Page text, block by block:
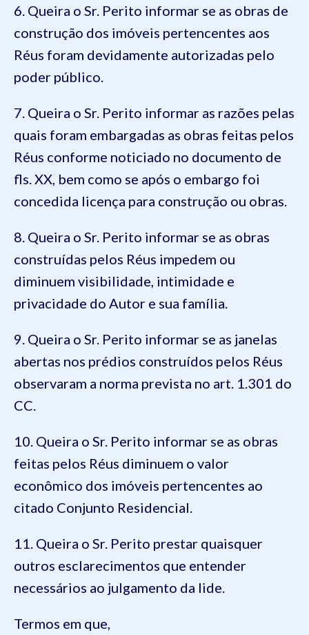
6. Queira o Sr. Perito informar se as obras de
construção dos imóveis pertencentes aos
Réus foram devidamente autorizadas pelo
poder público.
7. Queira o Sr. Perito informar as razões pelas
quais foram embargadas as obras feitas pelos
Réus conforme noticiado no documento de
fls. XX, bem como se após o embargo foi
concedida licença para construção ou obras.
8. Queira o Sr. Perito informar se as obras
construídas pelos Réus impedem ou
diminuem visibilidade, intimidade e
privacidade do Autor e sua família.
9. Queira o Sr. Perito informar se as janelas
abertas nos prédios construídos pelos Réus
observaram a norma prevista no art. 1.301 do
CC.
10. Queira o Sr. Perito informar se as obras
feitas pelos Réus diminuem o valor
econômico dos imóveis pertencentes ao
citado Conjunto Residencial.
11. Queira o Sr. Perito prestar quaisquer
outros esclarecimentos que entender
necessários ao julgamento da lide.
Termos em que,